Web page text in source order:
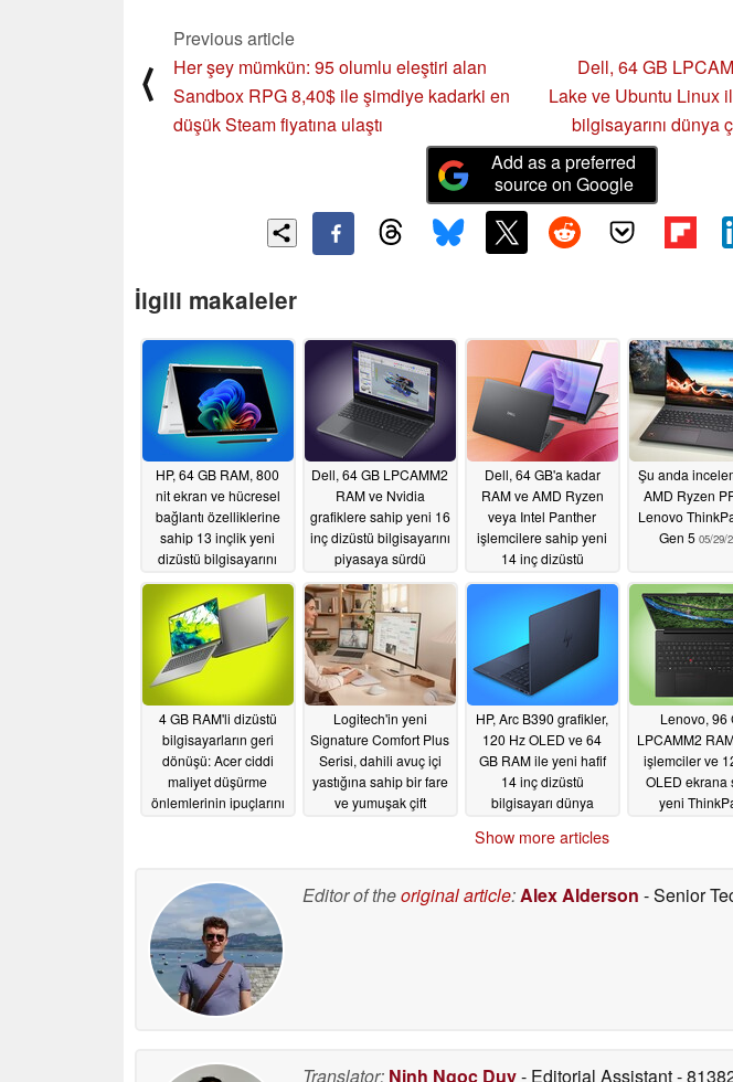
⟨
Previous article
Her şey mümkün: 95 olumlu eleştiri alan
Sandbox RPG 8,40$ ile şimdiye kadarki en
düşük Steam fiyatına ulaştı
Dell, 64 GB
Lake ve Ubuntu Linux
bilgisayarını dünya
Add as a preferred
source on Google
İlgili makaleler
HP, 64 GB RAM, 800
nit ekran ve hücresel
bağlantı özelliklerine
sahip 13 inçlik yeni
dizüstü bilgisayarını
piyasaya sürdü
06/04/2026
Dell, 64 GB LPCAMM2
RAM ve Nvidia
grafiklere sahip yeni 16
inç dizüstü bilgisayarını
piyasaya sürdü
05/30/2026
Dell, 64 GB'a kadar
RAM ve AMD Ryzen
veya Intel Panther
işlemcilere sahip yeni
14 inç dizüstü
piyasaya sürdü
Şu anda
AMD Ryzen
Lenovo
Gen 5 05/29/
4 GB RAM'li dizüstü
bilgisayarların geri
dönüşü: Acer ciddi
maliyet düşürme
önlemlerinin ipuçlarını
Logitech'in yeni
Signature Comfort Plus
Serisi, dahili avuç içi
yastığına sahip bir fare
ve yumuşak çift
05/29/2026
HP, Arc B390 grafikler,
120 Hz OLED ve 64
GB RAM ile yeni hafif
14 inç dizüstü
bilgisayarı dünya
sürdü05/29/2026
Lenovo, 96
LPCAMM2
işlemciler ve
OLED ekrana
yeni
Show more articles
Editor of theoriginal article:Alex Alderson - Senior
Translator: Ninh Ngoc Duy- Editorial Assistant-